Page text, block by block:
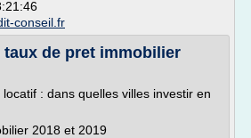
conseil.fr
taux de pret immobilier
: dans quelles villes investir en
2018 et 2019